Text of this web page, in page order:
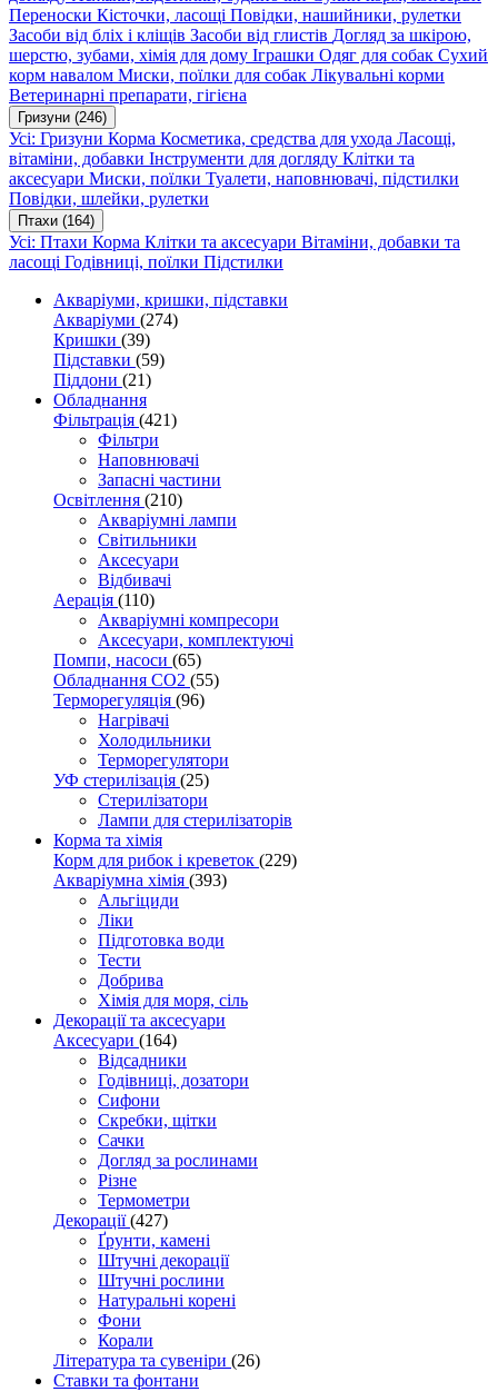
Переноски Кісточки, ласощі Повідки, нашийники, рулетки
Засоби від бліх і кліщів Засоби від глистів Догляд за шкірою,
шерстю, зубами, хімія для дому Іграшки Одяг для собак Сухий
корм навалом Миски, поїлки для собак Лікувальні корми
Ветеринарні препарати, гігієна
Гризуни (246)
Усі: Гризуни Корма Косметика, средства для ухода Ласощі,
вітаміни, добавки Інструменти для догляду Клітки та
аксесуари Миски, поїлки Туалети, наповнювачі, підстилки
Повідки, шлейки, рулетки
Птахи (164)
Усі: Птахи Корма Клітки та аксесуари Вітаміни, добавки та
ласощі Годівниці, поїлки Підстилки
Акваріуми, кришки, підставки
Акваріуми (274)
Кришки (39)
Підставки (59)
Піддони (21)
Обладнання
Фільтрація (421)
Фільтри
Наповнювачі
Запасні частини
Освітлення (210)
Акваріумні лампи
Світильники
Аксесуари
Відбивачі
Аерація (110)
Акваріумні компресори
Аксесуари, комплектуючі
Помпи, насоси (65)
Обладнання CO2 (55)
Терморегуляція (96)
Нагрівачі
Холодильники
Терморегулятори
УФ стерилізація (25)
Стерилізатори
Лампи для стерилізаторів
Корма та хімія
Корм для рибок і креветок (229)
Акваріумна хімія (393)
Альгіциди
Ліки
Підготовка води
Тести
Добрива
Хімія для моря, сіль
Декорації та аксесуари
Аксесуари (164)
Відсадники
Годівниці, дозатори
Сифони
Скребки, щітки
Сачки
Догляд за рослинами
Різне
Термометри
Декорації(427)
Ґрунти, камені
Штучні декорації
Штучні рослини
Натуральні корені
Фони
Корали
Література та сувеніри (26)
Ставки та фонтани